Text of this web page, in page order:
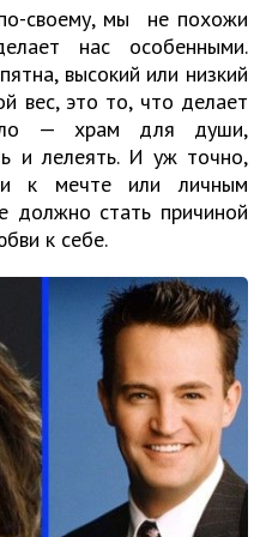
своему, мы не похожи
нас особенными.
высокий или низкий
вес, это то, что делает
— храм для души,
и лелеять. И уж точно,
к мечте или личным
должно стать причиной
к себе.